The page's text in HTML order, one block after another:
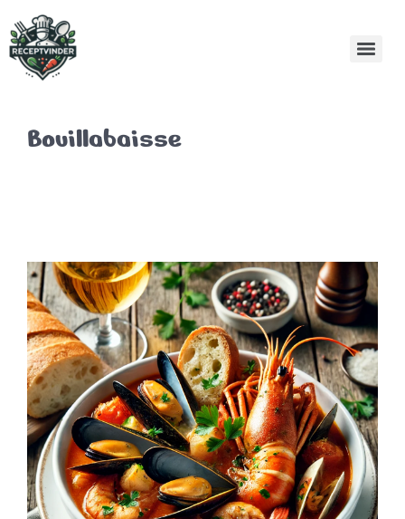
Bouillabaisse